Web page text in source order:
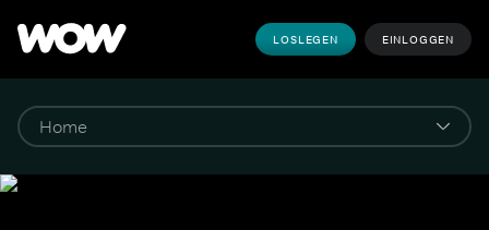
LOSLEGEN EINLOGGEN